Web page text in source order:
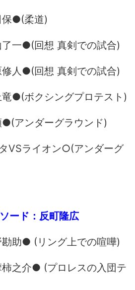
●(柔道)
一●(回想 真剣での試合)
人●(回想 真剣での試合)
●(ボクシングプロテスト)
アンダーグラウンド)
VSライオン○(アンダーグ
ード：反町隆広
助● (リング上での喧嘩)
之介● (プロレスの入団テ